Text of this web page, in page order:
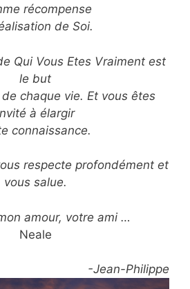
récompense
de Soi.
Qui Vous Etes Vraiment est
le but
chaque vie. Et vous êtes
à élargir
connaissance.
respecte profondément et
vous salue.
amour, votre ami …
Neale
-Jean-Philippe